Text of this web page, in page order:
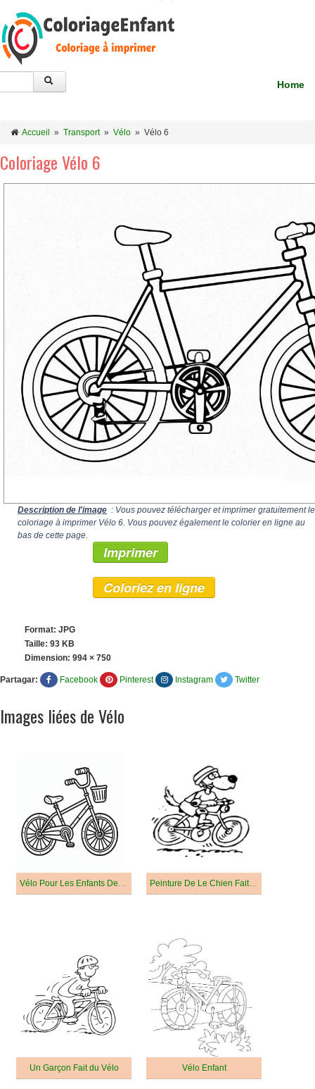
Home
Accueil » Transport» Vélo » Vélo 6
Coloriage Vélo 6
Description de l'image : Vous pouvez télécharger et imprimer gratuitement le
coloriage à imprimer Vélo 6. Vous pouvez également le colorier en ligne au
bas de cette page.
Imprimer
Coloriez en ligne
Format: JPG
Taille: 93 KB
Dimension: 994 × 750
Partagar: Facebook Pinterest Instagram Twitter
Images liées de Vélo
Peinture De Le Chien Fait Du Vélo
Un Garçon Fait du Vélo Vélo Enfant